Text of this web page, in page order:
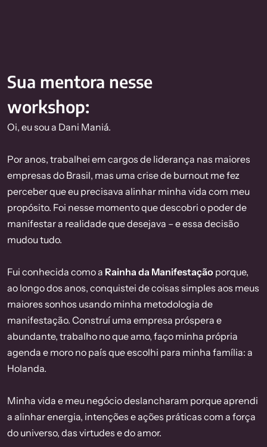
Sua mentora nesse
workshop:
Oi, eu sou a Dani Maniá.
Por anos, trabalhei em cargos de liderança nas maiores
empresas do Brasil, mas uma crise de burnout me fez
perceber que eu precisava alinhar minha vida com meu
propósito. Foi nesse momento que descobri o poder de
manifestar a realidade que desejava – e essa decisão
mudou tudo.
Fui conhecida como a Rainha da Manifestação porque,
ao longo dos anos, conquistei de coisas simples aos meus
maiores sonhos usando minha metodologia de
manifestação. Construí uma empresa próspera e
abundante, trabalho no que amo, faço minha própria
agenda e moro no país que escolhi para minha família: a
Holanda.
Minha vida e meu negócio deslancharam porque aprendi
a alinhar energia, intenções e ações práticas com a força
do universo, das virtudes e do amor.